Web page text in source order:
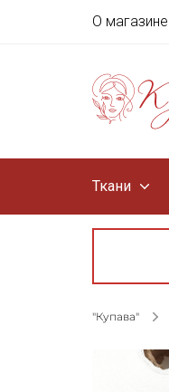
О магазине
Ткани
"Купава"